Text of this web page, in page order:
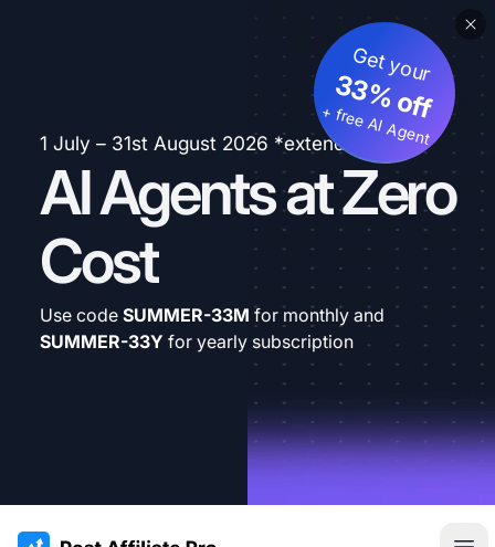
1 July – 31st August 2026 *extended
AI Agents at Zero
Cost
Get your
33% off
+ free AI Agent
Use code SUMMER-33M for monthly and
SUMMER-33Y for yearly subscription